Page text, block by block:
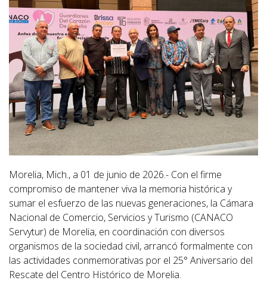
Morelia, Mich., a 01 de junio de 2026.- Con el firme
compromiso de mantener viva la memoria histórica y
sumar el esfuerzo de las nuevas generaciones, la Cámara
Nacional de Comercio, Servicios y Turismo (CANACO
Servytur) de Morelia, en coordinación con diversos
organismos de la sociedad civil, arrancó formalmente con
las actividades conmemorativas por el 25° Aniversario del
Rescate del Centro Histórico de Morelia.